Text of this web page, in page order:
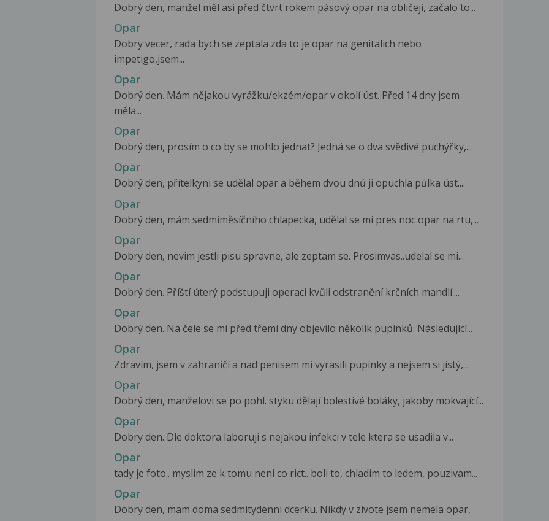
Dobrý den, manžel měl asi před čtvrt rokem pásový opar na obličeji, začalo to...
Opar
Dobry vecer, rada bych se zeptala zda to je opar na genitalich nebo
impetigo,jsem...
Opar
Dobrý den. Mám nějakou vyrážku/ekzém/opar v okolí úst. Před 14 dny jsem
měla...
Opar
Dobrý den, prosím o co by se mohlo jednat? Jedná se o dva svědivé puchýřky,...
Opar
Dobrý den, přítelkyni se udělal opar a během dvou dnů ji opuchla půlka úst....
Opar
Dobrý den, mám sedmiměsíčního chlapecka, udělal se mi pres noc opar na rtu,...
Opar
Dobry den, nevim jestli pisu spravne, ale zeptam se. Prosimvas..udelal se mi...
Opar
Dobrý den. Příští úterý podstupuji operaci kvůli odstranění krčních mandlí....
Opar
Dobrý den. Na čele se mi před třemi dny objevilo několik pupínků. Následující...
Opar
Zdravím, jsem v zahraničí a nad penisem mi vyrasili pupínky a nejsem si jistý,...
Opar
Dobrý den, manželovi se po pohl. styku dělají bolestivé boláky, jakoby mokvající...
Opar
Dobry den. Dle doktora laboruji s nejakou infekci v tele ktera se usadila v...
Opar
tady je foto.. myslim ze k tomu neni co rict.. boli to, chladim to ledem, pouzivam...
Opar
Dobry den, mam doma sedmitydenni dcerku. Nikdy v zivote jsem nemela opar,